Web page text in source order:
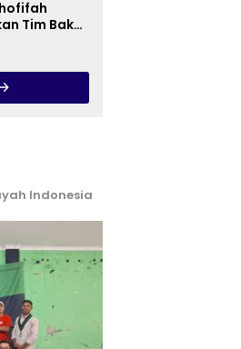
Tim Bakti
Perintis
Indonesia